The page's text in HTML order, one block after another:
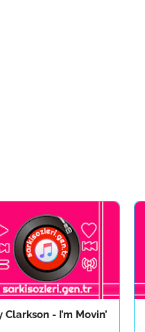
Clarkson - I’m Movin’